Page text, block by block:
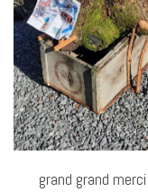
grand grand